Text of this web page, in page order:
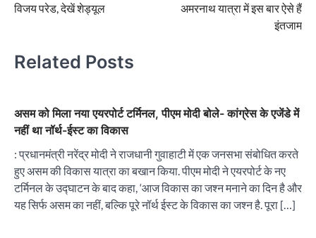
विजय परेड, देखें शेड्यूल
अमरनाथ यात्रा में इस बार ऐसे हैं
इंतजाम
Related Posts
असम को मिला नया एयरपोर्ट टर्मिनल, पीएम मोदी बोले- कांग्रेस के एजेंडे में
नहीं था नॉर्थ-ईस्ट का विकास
: प्रधानमंत्री नरेंद्र मोदी ने राजधानी गुवाहाटी में एक जनसभा संबोधित करते
हुए असम की विकास यात्रा का बखान किया. पीएम मोदी ने एयरपोर्ट के नए
टर्मिनल के उद्घाटन के बाद कहा, ‘आज विकास का जश्न मनाने का दिन है और
यह सिर्फ असम का नहीं, बल्कि पूरे नॉर्थ ईस्ट के विकास का जश्न है. पूरा […]